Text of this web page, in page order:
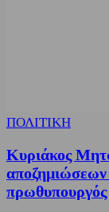
ΠΟΛΙΤΙΚΗ
Κυριάκος
αποζημιώσεων
πρωθυπουργός